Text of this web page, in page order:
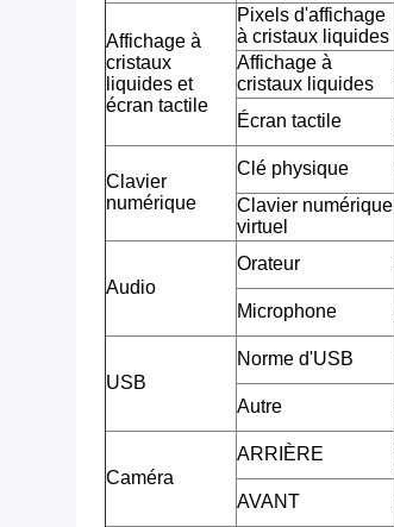
Affichage à
cristaux
liquides et
écran tactile
Pixels d'affichage
à cristaux liquides
Affichage à
cristaux liquides
Écran tactile
Clavier
numérique
Clé physique
Clavier numérique
virtuel
Audio
Orateur
Microphone
USB
Norme d'USB
Autre
Caméra
ARRIÈRE
AVANT